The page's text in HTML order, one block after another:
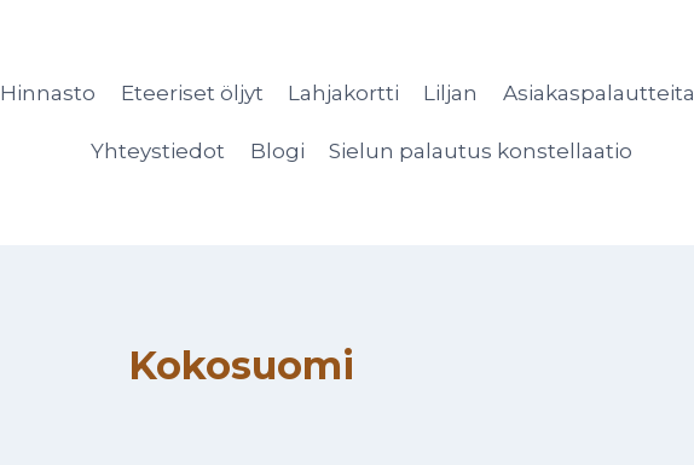
Hinnasto Eteeriset öljyt Lahjakortti Liljan Asiakaspalautteita
Yhteystiedot Blogi Sielun palautus konstellaatio
Kokosuomi